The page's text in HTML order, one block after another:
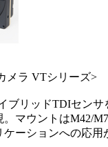
メラ VTシリーズ>
ブリッドTDIセン
マウントはM42/
ーションへの応用